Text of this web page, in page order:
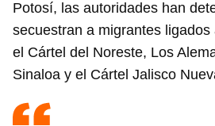
Potosí, las autoridades han
secuestran a migrantes
el Cártel del Noreste, Los
Sinaloa y el Cártel Jalisco